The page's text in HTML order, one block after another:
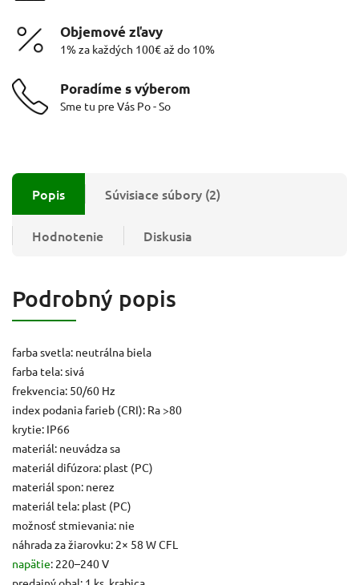
Objemové zľavy
1% za každých 100€ až do 10%
Poradíme s výberom
Sme tu pre Vás Po - So
Popis Súvisiace súbory (2)
Hodnotenie Diskusia
Podrobný popis
farba svetla: neutrálna biela
farba tela: sivá
frekvencia: 50/60 Hz
index podania farieb (CRI): Ra >80
krytie: IP66
materiál: neuvádza sa
materiál difúzora: plast (PC)
materiál spon: nerez
materiál tela: plast (PC)
možnosť stmievania: nie
náhrada za žiarovku: 2× 58 W CFL
napätie: 220–240 V